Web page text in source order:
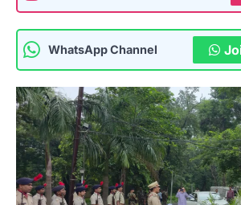
WhatsApp Channel